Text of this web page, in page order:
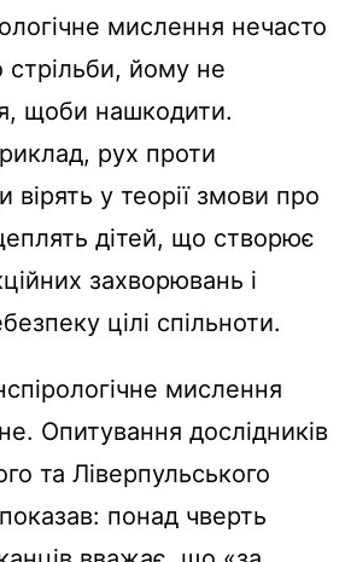
мислення нечасто
стрільби, йому не
щоби нашкодити.
рух проти
у теорії змови про
дітей, що створює
захворювань і
цілі спільноти.
мислення
Опитування дослідників
та Ліверпульського
понад чверть